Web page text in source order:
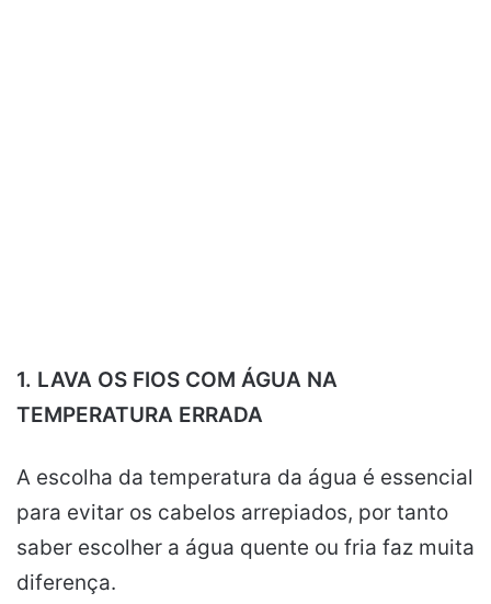
1. LAVA OS FIOS COM ÁGUA NA
TEMPERATURA ERRADA
A escolha da temperatura da água é essencial
para evitar os cabelos arrepiados, por tanto
saber escolher a água quente ou fria faz muita
diferença.